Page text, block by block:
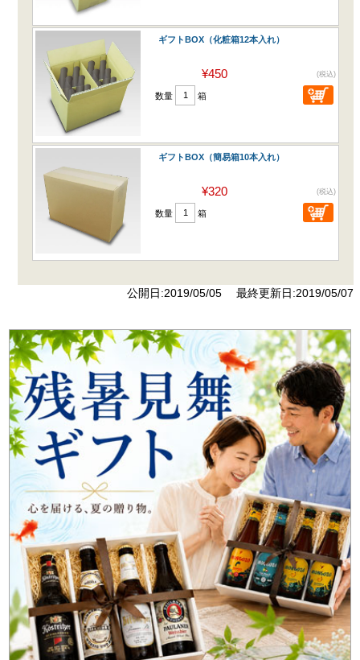
ギフトBOX（化粧箱12本入れ）
¥450 (税込)
数量 箱
ギフトBOX（簡易箱10本入れ）
¥320 (税込)
数量 箱
公開日:2019/05/05 最終更新日:2019/05/07